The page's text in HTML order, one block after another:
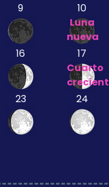
9
10
Luna
nueva
16
17
Cuarto
23 24